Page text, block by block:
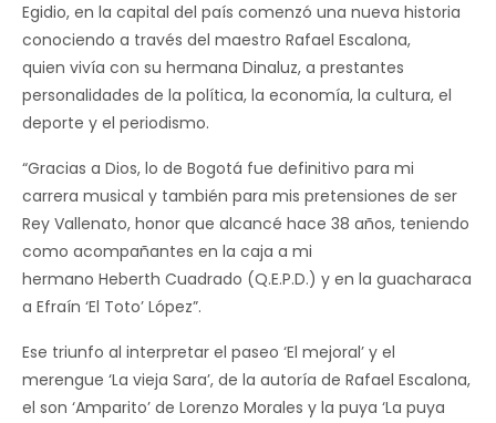
Egidio, en la capital del país comenzó una nueva historia
conociendo a través del maestro Rafael Escalona,
quien vivía con su hermana Dinaluz, a prestantes
personalidades de la política, la economía, la cultura, el
deporte y el periodismo.
“Gracias a Dios, lo de Bogotá fue definitivo para mi
carrera musical y también para mis pretensiones de ser
Rey Vallenato, honor que alcancé hace 38 años, teniendo
como acompañantes en la caja a mi
hermano Heberth Cuadrado (Q.E.P.D.) y en la guacharaca
a Efraín ‘El Toto’ López”.
Ese triunfo al interpretar el paseo ‘El mejoral’ y el
merengue ‘La vieja Sara’, de la autoría de Rafael Escalona,
el son ‘Amparito’ de Lorenzo Morales y la puya ‘La puya